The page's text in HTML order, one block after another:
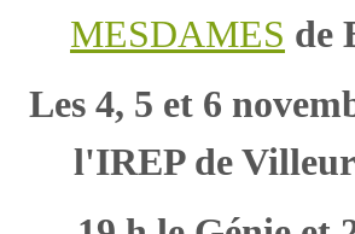
MESDAMES de
Les 4, 5 et 6
l'IREP de